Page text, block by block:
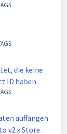
die keine
ID haben
auffangen
v2.x Store